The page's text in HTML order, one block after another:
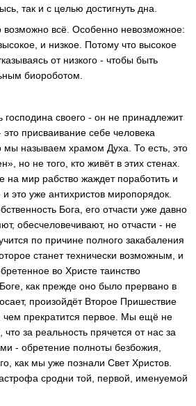
так и с целью достигнуть дна.
возможно всё. Особенно невозможное:
и низкое. Потому что высокое
от низкого - чтобы быть
биороботом.
господина своего - он не принадлежит
присваивание себе человека
мы называем храмом Духа. То есть, это
но не того, кто живёт в этих стенах.
мир рабство жаждет поработить и
это уже антихристов миропорядок.
Бога, его отчасти уже давно
обесчеловечивают, но отчасти - не
по причине полного закабаления
станет технически возможным, и
во Христе таинство
как прежде оно было прервано в
произойдёт Второе Пришествие
чем прекратится первое. Мы ещё не
за реальность прячется от нас за
- обретение полноты безбожия,
как мы уже познали Свет Христов.
сродни той, первой, именуемой